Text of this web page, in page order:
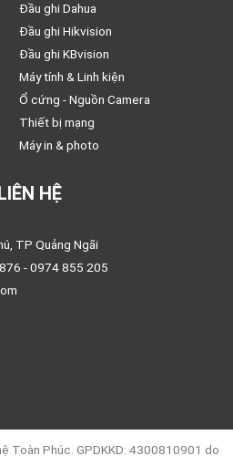
Đầu ghi Dahua
Đầu ghi Hikvision
Đầu ghi KBvision
Máy tính & Linh kiện
Ổ cứng - Nguồn Camera
Thiết bị mạng
Máy in & photo
LIÊN HỆ
TP Quảng Ngãi
- 0974 855 205
Toàn Phúc. GPDKKD: 4300810901 do